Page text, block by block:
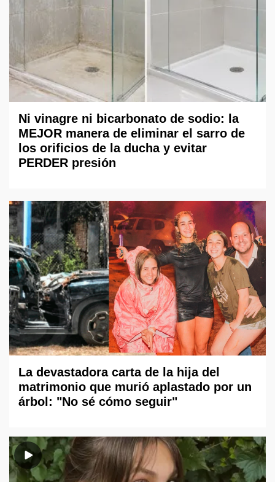
Ni vinagre ni bicarbonato de sodio: la
MEJOR manera de eliminar el sarro de
los orificios de la ducha y evitar
PERDER presión
La devastadora carta de la hija del
matrimonio que murió aplastado por un
árbol: "No sé cómo seguir"